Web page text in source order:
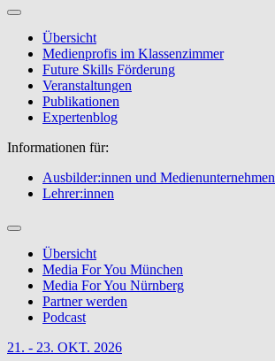
Übersicht
Medienprofis im Klassenzimmer
Future Skills Förderung
Veranstaltungen
Publikationen
Expertenblog
Informationen für:
Ausbilder:innen und Medienunternehmen
Lehrer:innen
Übersicht
Media For You München
Media For You Nürnberg
Partner werden
Podcast
21. - 23. OKT. 2026